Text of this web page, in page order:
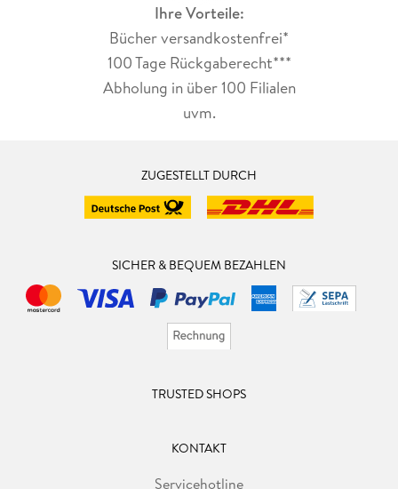
Ihre Vorteile:
Bücher versandkostenfrei*
100 Tage Rückgaberecht***
Abholung in über 100 Filialen
uvm.
ZUGESTELLT DURCH
SICHER & BEQUEM BEZAHLEN
TRUSTED SHOPS
KONTAKT
Servicehotline